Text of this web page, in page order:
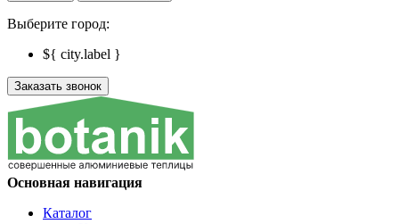
Выберите город:
${ city.label }
Заказать звонок
Основная навигация
Каталог